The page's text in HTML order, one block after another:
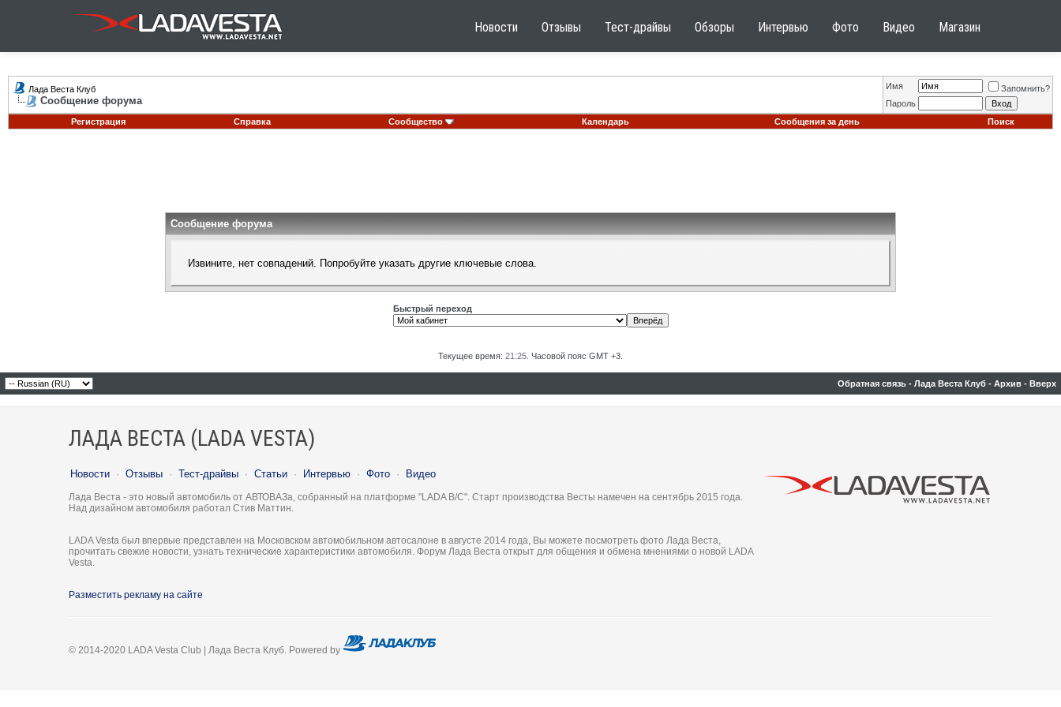
Новости Отзывы Тест-драйвы Обзоры Интервью Фото Видео Магазин
Лада Веста Клуб
Сообщение форума
Имя
Запомнить?
Пароль
Регистрация
Справка Сообщество Календарь Сообщения за день Поиск
Сообщение форума
Извините, нет совпадений. Попробуйте указать другие ключевые слова.
Быстрый переход
Текущее время: 21:25 . Часовой пояс GMT +3.
Обратная связь - Лада Веста Клуб - Архив - Вверх
ЛАДА ВЕСТА (LADA VESTA)
Новости · Отзывы · Тест-драйвы · Статьи · Интервью · Фото · Видео
Лада Веста - это новый автомобиль от АВТОВАЗа, собранный на платформе "LADA B/C". Старт производства Весты намечен на сентябрь 2015 года.
Над дизайном автомобиля работал Стив Маттин.
LADA Vesta был впервые представлен на Московском автомобильном автосалоне в августе 2014 года, Вы можете посмотреть фото Лада Веста,
прочитать свежие новости, узнать технические характеристики автомобиля. Форум Лада Веста открыт для общения и обмена мнениями о новой LADA
Vesta.
Разместить рекламу на сайте
© 2014-2020 LADA Vesta Club | Лада Веста Клуб. Powered by